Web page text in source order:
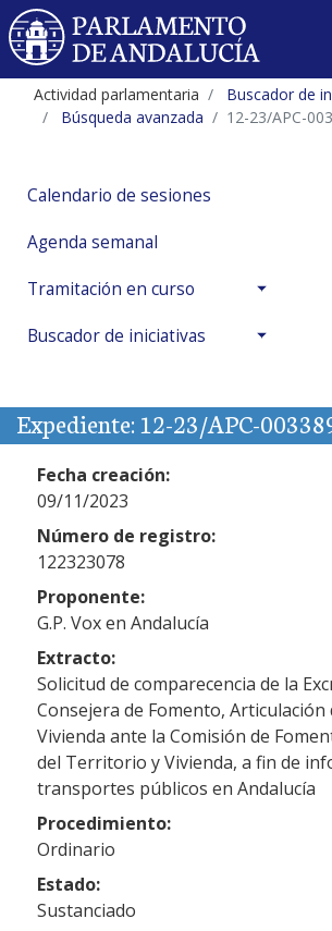
Actividad parlamentaria
Buscador de
Búsqueda avanzada
12-23/APC-
Calendario de sesiones
Agenda semanal
Tramitación en curso
Buscador de iniciativas
Expediente: 12-23/APC-
Fecha creación:
09/11/2023
Número de registro:
122323078
Proponente:
G.P. Vox en Andalucía
Extracto:
Solicitud de comparecencia de la
Consejera de Fomento,
Vivienda ante la Comisión de
del Territorio y Vivienda, a fin de
transportes públicos en Andalucía
Procedimiento:
Ordinario
Estado:
Sustanciado